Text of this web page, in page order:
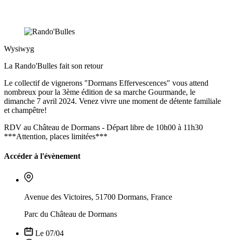
Wysiwyg
La Rando'Bulles fait son retour
Le collectif de vignerons "Dormans Effervescences" vous attend
nombreux pour la 3ème édition de sa marche Gourmande, le
dimanche 7 avril 2024. Venez vivre une moment de détente familiale
et champêtre!
RDV au Château de Dormans - Départ libre de 10h00 à 11h30
***Attention, places limitées***
Accéder à l'évènement
Avenue des Victoires, 51700 Dormans, France
Parc du Château de Dormans
Le 07/04